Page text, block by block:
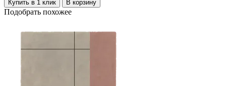
Купить в 1 клик В корзину
Подобрать похожее